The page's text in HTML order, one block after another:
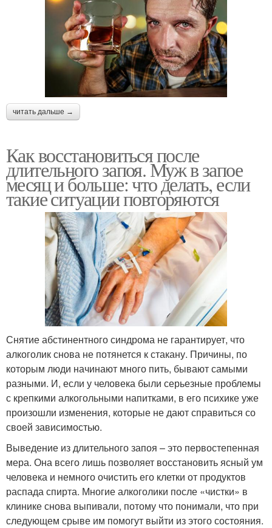
читать дальше →
Как восстановиться после
длительного запоя. Муж в запое
месяц и больше: что делать, если
такие ситуации повторяются
Снятие абстинентного синдрома не гарантирует, что
алкоголик снова не потянется к стакану. Причины, по
которым люди начинают много пить, бывают самыми
разными. И, если у человека были серьезные проблемы
с крепкими алкогольными напитками, в его психике уже
произошли изменения, которые не дают справиться со
своей зависимостью.
Выведение из длительного запоя – это первостепенная
мера. Она всего лишь позволяет восстановить ясный ум
человека и немного очистить его клетки от продуктов
распада спирта. Многие алкоголики после «чистки» в
клинике снова выпивали, потому что понимали, что при
следующем срыве им помогут выйти из этого состояния.